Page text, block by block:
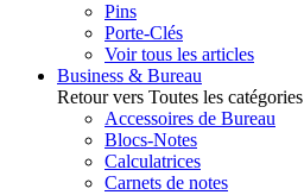
Pins
Porte-Clés
Voir tous les articles
Business & Bureau
Retour vers Toutes les catégories
Accessoires de Bureau
Blocs-Notes
Calculatrices
Carnets de notes